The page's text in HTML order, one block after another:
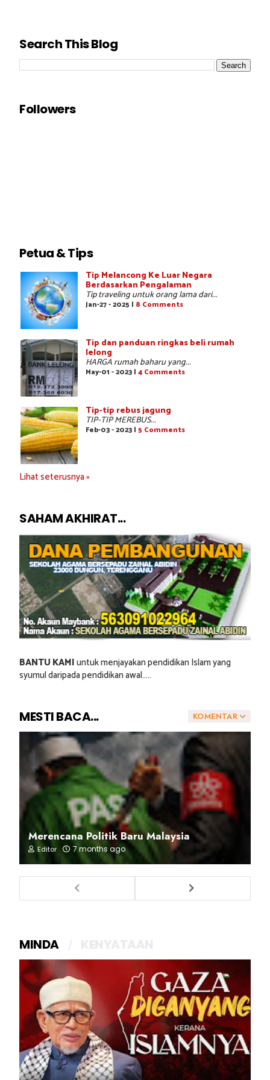
Search This Blog
Followers
Petua & Tips
Tip Melancong Ke Luar Negara
Berdasarkan Pengalaman
Tip traveling untuk orang lama dari...
Jan-27 - 2025 | 8 Comments
Tip dan panduan ringkas beli rumah
lelong
HARGA rumah baharu yang...
May-01 - 2023 | 4 Comments
Tip-tip rebus jagung
TIP-TIP MEREBUS...
Feb-03 - 2023 | 5 Comments
Lihat seterusnya »
SAHAM AKHIRAT...
BANTU KAMIuntuk menjayakan pendidikan Islam yang
syumul daripada pendidikan awal.....
KOMENTAR
MESTI BACA...
Merencana Politik Baru Malaysia
Editor 7 months ago
MINDA